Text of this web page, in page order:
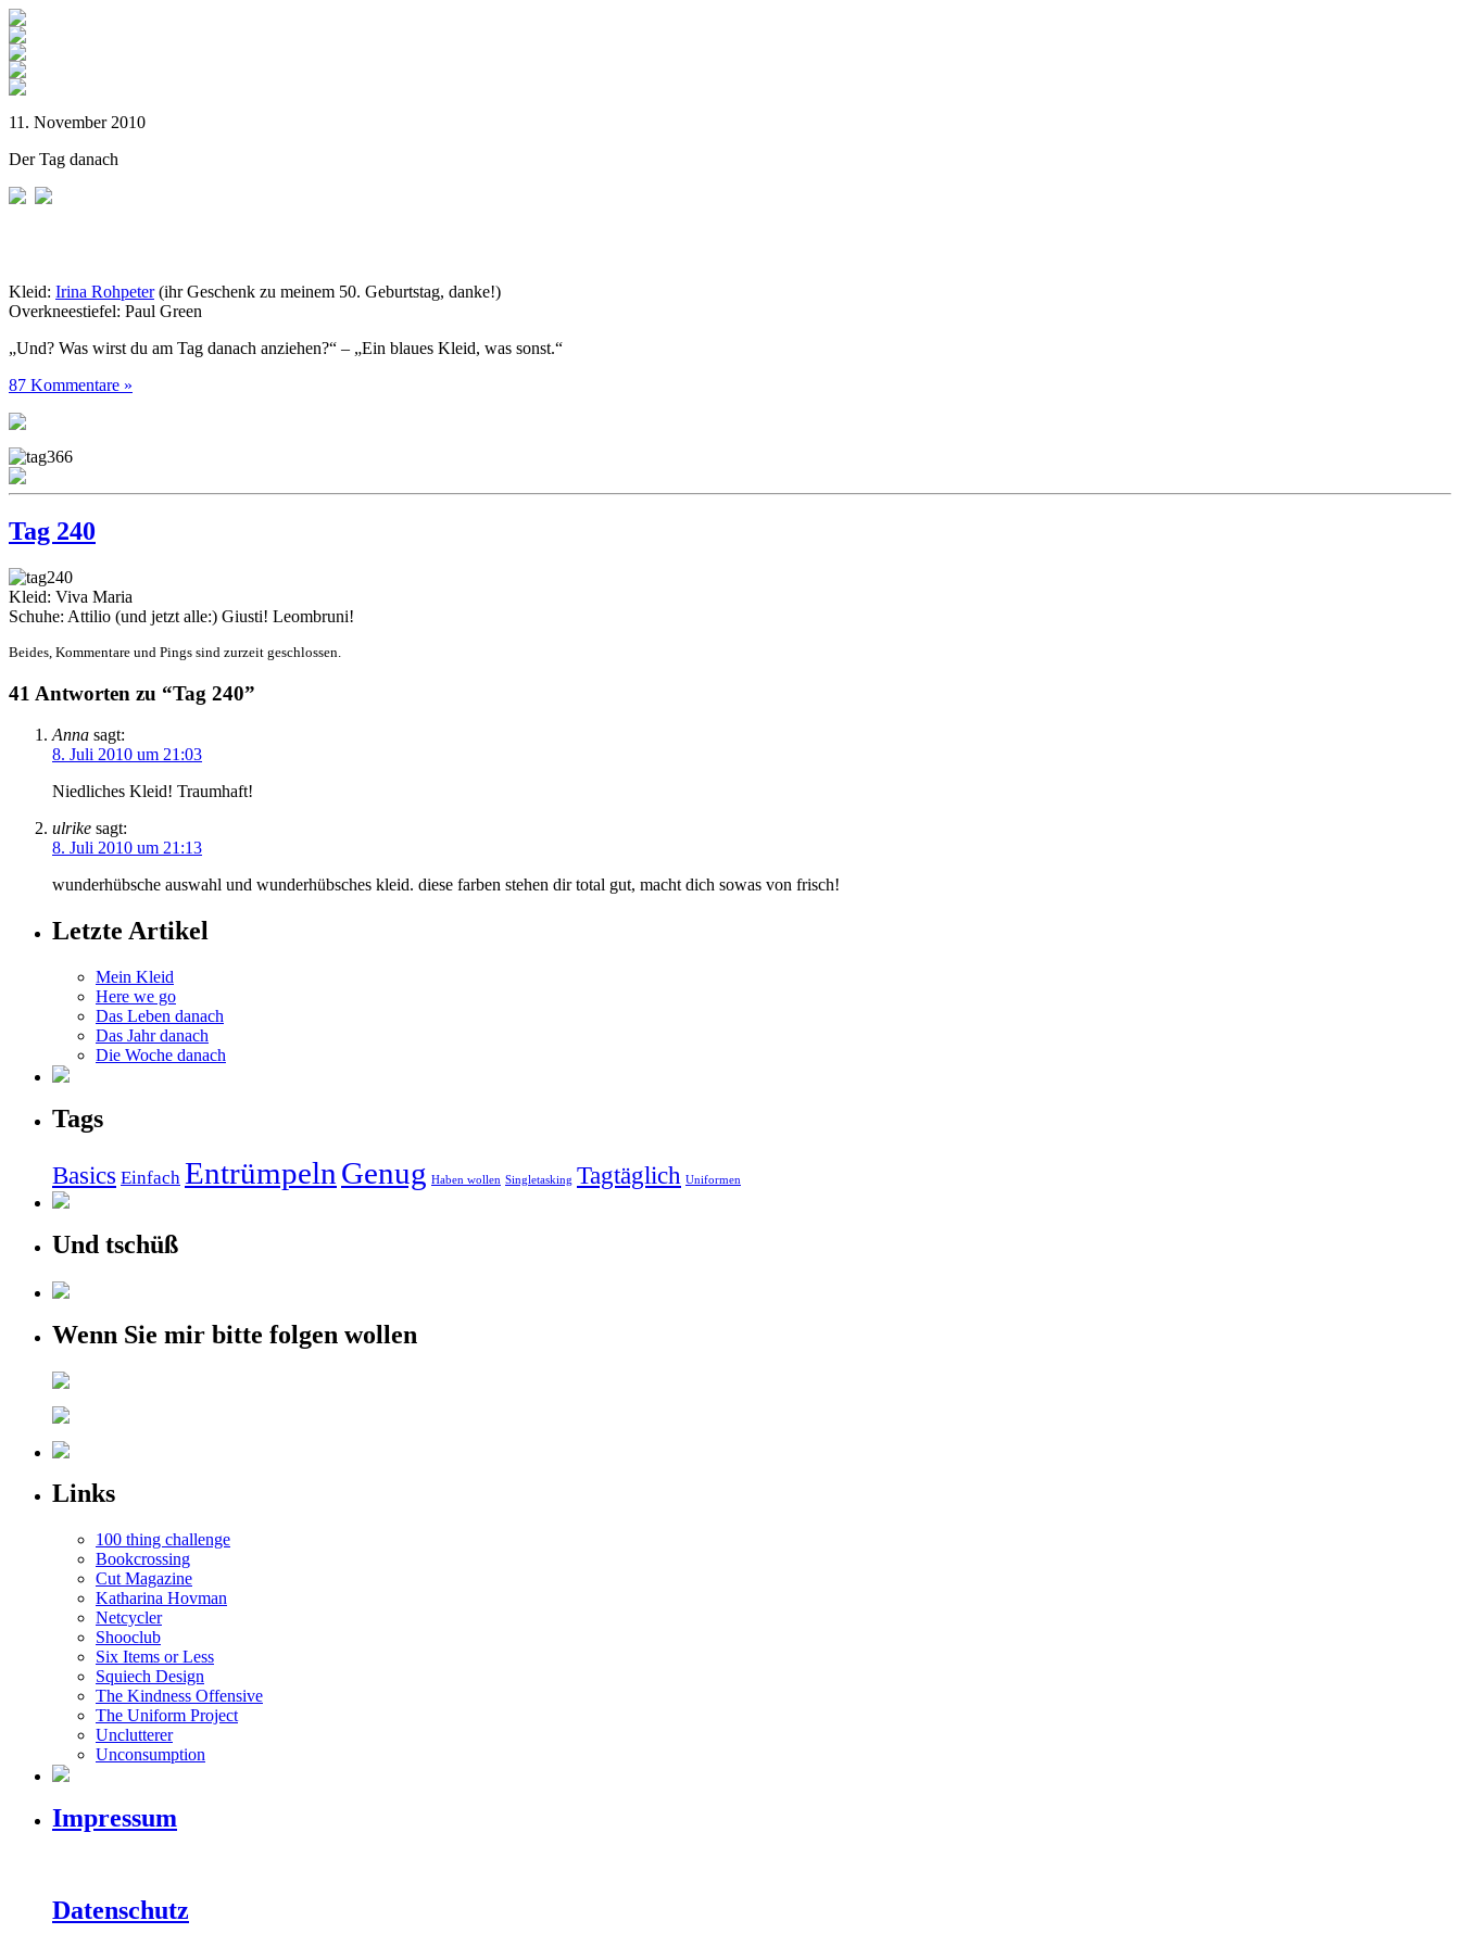
11. November 2010
Der Tag danach
Kleid: Irina Rohpeter(ihr Geschenk zu meinem 50. Geburtstag, danke!)
Overkneestiefel: Paul Green
„Und? Was wirst du am Tag danach anziehen?“ – „Ein blaues Kleid, was sonst.“
87 Kommentare »
Tag 240
Kleid: Viva Maria
Schuhe: Attilio (und jetzt alle:) Giusti! Leombruni!
Beides, Kommentare und Pings sind zurzeit geschlossen.
41 Antworten zu “Tag 240”
Anna sagt:
8. Juli 2010 um 21:03
Niedliches Kleid! Traumhaft!
ulrike sagt:
8. Juli 2010 um 21:13
wunderhübsche auswahl und wunderhübsches kleid. diese farben stehen dir total gut, macht dich sowas von frisch!
Letzte Artikel
Mein Kleid
Here we go
Das Leben danach
Das Jahr danach
Die Woche danach
Tags
Basics Einfach Entrümpeln Genug Haben wollen Singletasking Tagtäglich Uniformen
Und tschüß
Wenn Sie mir bitte folgen wollen
Links
100 thing challenge
Bookcrossing
Cut Magazine
Katharina Hovman
Netcycler
Shooclub
Six Items or Less
Squiech Design
The Kindness Offensive
The Uniform Project
Unclutterer
Unconsumption
Impressum
Datenschutz